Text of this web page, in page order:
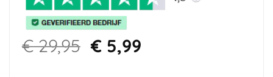
€29,95 Oorspronkelijke
prijs
€5,99Huidige